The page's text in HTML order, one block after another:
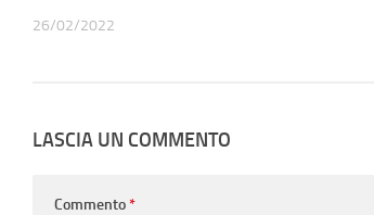
26/02/2022
LASCIA UN COMMENTO
Commento*